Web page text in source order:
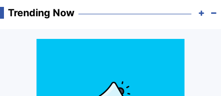
Trending Now